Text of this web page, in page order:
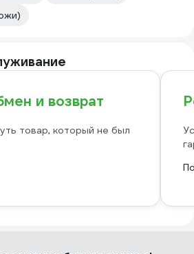
и возврат
товар, который не был